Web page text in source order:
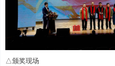
△颁奖现场